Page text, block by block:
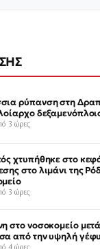
ρύπανση στη
3 ώρες
χτυπήθηκε στο
στο λιμάνι της
3 ώρες
στο νοσοκομείο
από την υψηλή